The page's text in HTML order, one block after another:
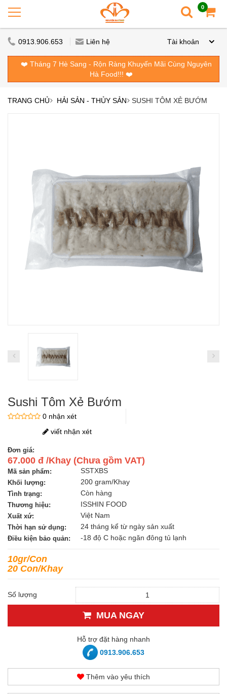
0
0913.906.653 Liên hệ Tài khoản
❤️ Tháng 7 Hè Sang - Rộn Ràng Khuyến Mãi Cùng Nguyên
Hà Food!!! ❤️
TRANG CHỦ HẢI SẢN - THỦY SẢN SUSHI TÔM XẺ BƯỚM
Sushi Tôm Xẻ Bướm
0 nhận xét
viết nhận xét
Đơn giá:
67.000 đ /Khay (Chưa gồm VAT)
Mã sản phẩm: SSTXBS
Khối lượng: 200 gram/Khay
Tình trạng: Còn hàng
Thương hiệu: ISSHIN FOOD
Xuất xứ: Việt Nam
Thời hạn sử dụng: 24 tháng kể từ ngày sản xuất
Điều kiện bảo quản: -18 độ C hoặc ngăn đông tủ lạnh
10gr/Con
20 Con/Khay
Số lượng
MUA NGAY
Hỗ trợ đặt hàng nhanh
0913.906.653
Thêm vào yêu thích